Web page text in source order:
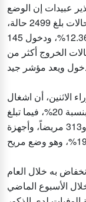
عبيدات إن الوضع
الوبائي لا يختلف عن الأيام السابقة، فعدد الحالات بلغ 2499 حالة،
وعدد الوفيات 36 وفاة، وايجابية الفحوصات 12.36%، ودخول 145
151 حالة، وحالات الخروج أكثر من
الاثنين، أن اشغال
أسرة العزل العادية تبلغ 870 سريرا عاديا بنسبة 20%، فيما تبلغ
نسبة اشغال أسرة العناية الحثيثة 34% و313 مريضاً، وأجهزة
به خلال العام
الأسبوع الماضي